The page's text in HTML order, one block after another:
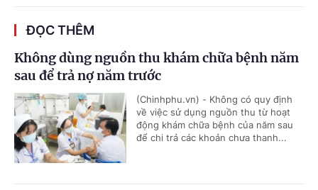
ĐỌC THÊM
Không dùng nguồn thu khám chữa bệnh năm
sau để trả nợ năm trước
(Chinhphu.vn) - Không có quy định
về việc sử dụng nguồn thu từ hoạt
động khám chữa bệnh của năm sau
để chi trả các khoản chưa thanh...